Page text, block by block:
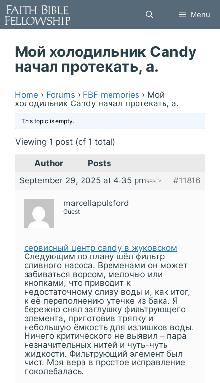
Skip
to
content
Menu
Мой холодильник Candy
начал протекать, а.
Home › Forums › FBF memories › Мой
холодильник Candy начал протекать, а.
This topic is empty.
Viewing 1 post (of 1 total)
Author
Posts
September 29, 2025 at 4:35 pm
#11816
REPLY
marcellapulsford
Guest
сервисный центр candy в жуковском
Следующим по плану шёл фильтр
сливного насоса. Временами он может
забиваться ворсом, мелочью или
кнопками, что приводит к
недостаточному сливу воды и, как итог,
к её переполнению утечке из бака. Я
бережно снял заглушку фильтрующего
элемента, приготовив тряпку и
небольшую ёмкость для излишков воды.
Ничего критического не выявил – пара
незначительных нитей и чуть-чуть
жидкости. Фильтрующий элемент был
чист. Моя вера в простое исправление
поколебалась.